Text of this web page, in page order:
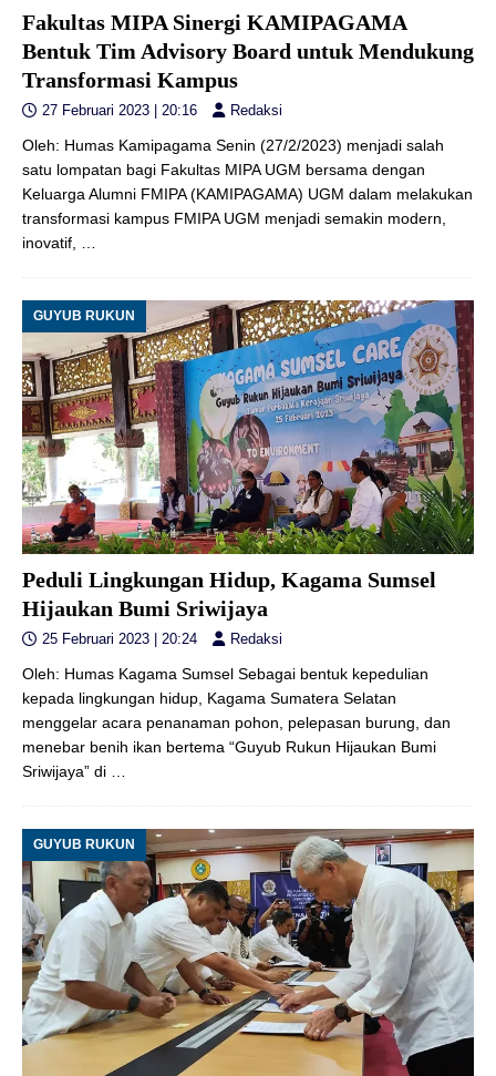
Fakultas MIPA Sinergi KAMIPAGAMA
Bentuk Tim Advisory Board untuk Mendukung
Transformasi Kampus
27 Februari 2023 | 20:16 Redaksi
Oleh: Humas Kamipagama Senin (27/2/2023) menjadi salah
satu lompatan bagi Fakultas MIPA UGM bersama dengan
Keluarga Alumni FMIPA (KAMIPAGAMA) UGM dalam melakukan
transformasi kampus FMIPA UGM menjadi semakin modern,
inovatif,
GUYUB RUKUN
Peduli Lingkungan Hidup, Kagama Sumsel
Hijaukan Bumi Sriwijaya
25 Februari 2023 | 20:24 Redaksi
Oleh: Humas Kagama Sumsel Sebagai bentuk kepedulian
kepada lingkungan hidup, Kagama Sumatera Selatan
menggelar acara penanaman pohon, pelepasan burung, dan
menebar benih ikan bertema “Guyub Rukun Hijaukan Bumi
Sriwijaya” di
GUYUB RUKUN